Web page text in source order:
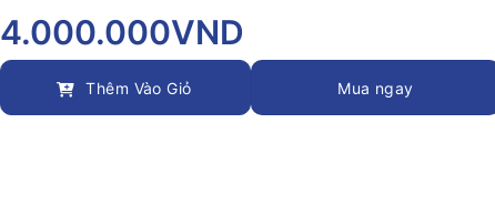
4.000.000VND
Thêm Vào Giỏ Mua ngay